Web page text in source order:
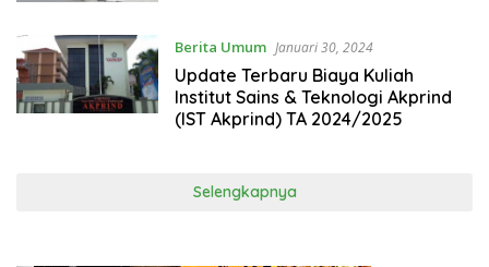
Berita Umum Januari 30, 2024
Update Terbaru Biaya Kuliah
Institut Sains & Teknologi Akprind
(IST Akprind) TA 2024/2025
Selengkapnya